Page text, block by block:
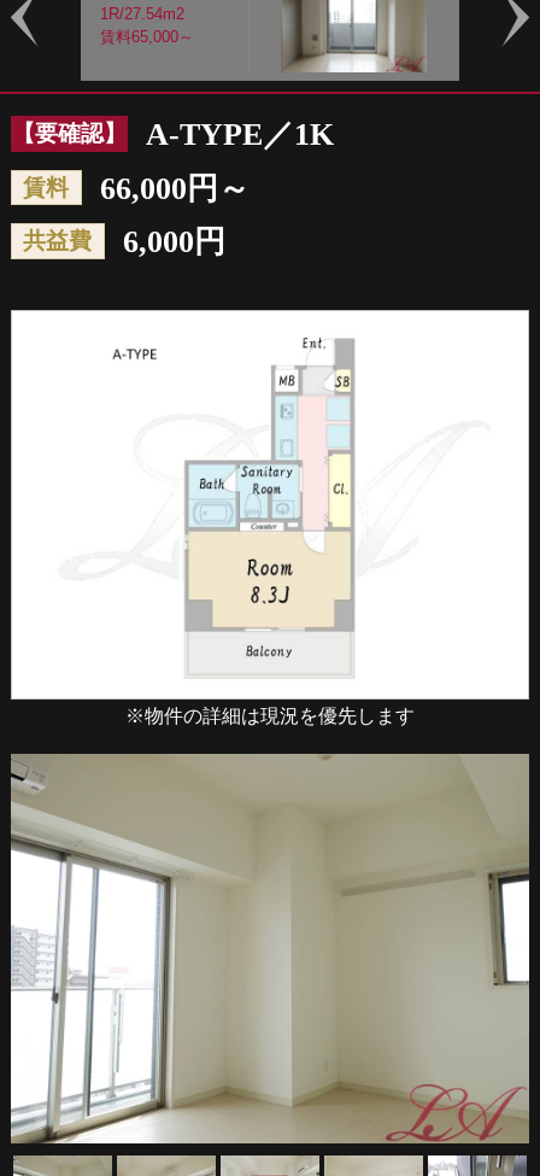
1R/27.54m2
賃料65,000～
【要確認】 A-TYPE／1K
賃料 66,000円～
共益費 6,000円
※物件の詳細は現況を優先します